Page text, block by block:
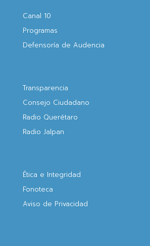
Canal 10
Programas
Defensoría de Audencia
Transparencia
Consejo Ciudadano
Radio Querétaro
Radio Jalpan
Ética e Integridad
Fonoteca
Aviso de Privacidad